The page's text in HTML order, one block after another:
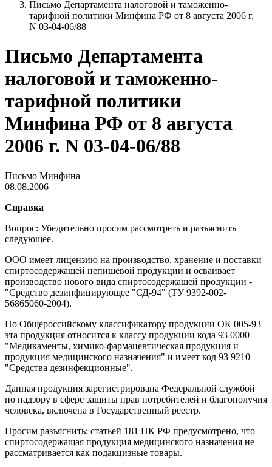
Письмо Департамента налоговой и таможенно-
тарифной политики Минфина РФ от 8 августа 2006 г.
N 03-04-06/88
Письмо Департамента
налоговой и таможенно-
тарифной политики
Минфина РФ от 8 августа
2006 г. N 03-04-06/88
Письмо Минфина
08.08.2006
Справка
Вопрос: Убедительно просим рассмотреть и разъяснить
следующее.
ООО имеет лицензию на производство, хранение и поставки
спиртосодержащей непищевой продукции и осваивает
производство нового вида спиртосодержащей продукции -
"Средство дезинфицирующее "СД-94" (ТУ 9392-002-
56865060-2004).
По Общероссийскому классификатору продукции ОК 005-93
эта продукция относится к классу продукции кода 93 0000
"Медикаменты, химико-фармацевтическая продукция и
продукция медицинского назначения" и имеет код 93 9210
"Средства дезинфекционные".
Данная продукция зарегистрирована Федеральной службой
по надзору в сфере защиты прав потребителей и благополучия
человека, включена в Государственный реестр.
Просим разъяснить: статьей 181 НК РФ предусмотрено, что
спиртосодержащая продукция медицинского назначения не
рассматривается как подакцизные товары.